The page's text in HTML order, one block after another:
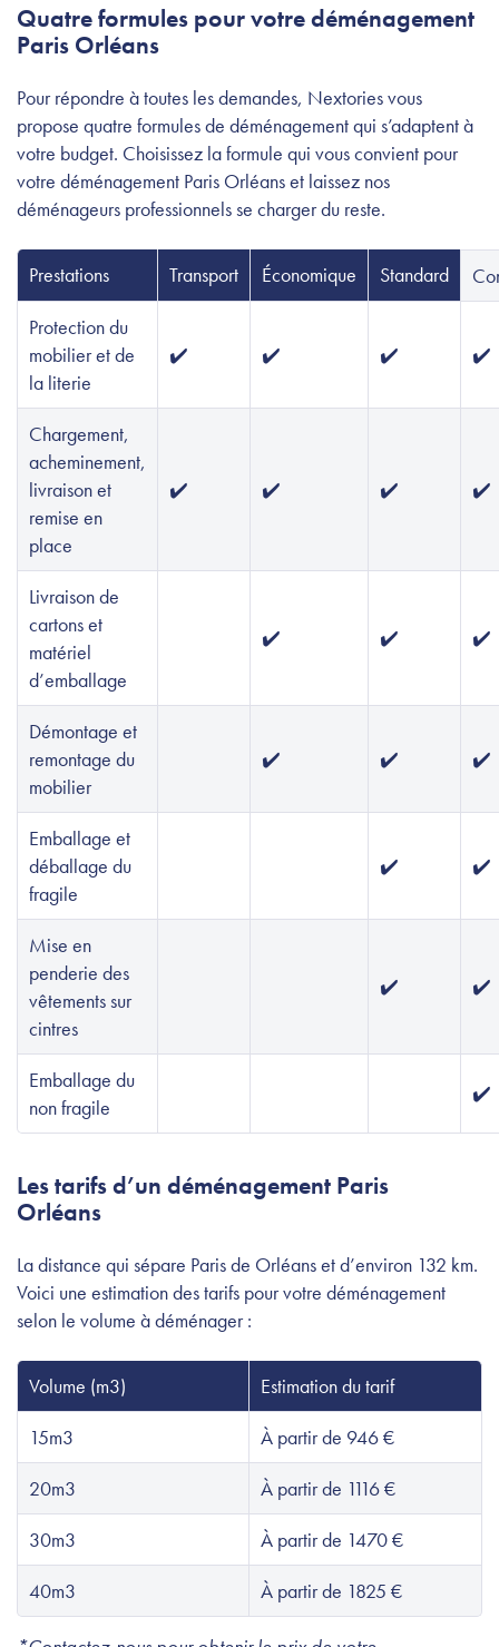
Quatre formules pour votre déménagement
Paris Orléans
Pour répondre à toutes les demandes, Nextories vous
propose quatre formules de déménagement qui s’adaptent à
votre budget. Choisissez la formule qui vous convient pour
votre déménagement Paris Orléans et laissez nos
déménageurs professionnels se charger du reste.
Prestations Transport Économique Standard
Protection du
mobilier et de
la literie
✔️ ✔️ ✔️ ✔️
Chargement,
acheminement,
livraison et
remise en
place
✔️ ✔️ ✔️ ✔️
Livraison de
cartons et
matériel
d’emballage
✔️ ✔️ ✔️
Démontage et
remontage du
mobilier
✔️ ✔️ ✔️
Emballage et
déballage du
fragile
✔️ ✔️
Mise en
penderie des
vêtements sur
cintres
✔️ ✔️
Emballage du
non fragile
✔️
Les tarifs d’un déménagement Paris
Orléans
La distance qui sépare Paris de Orléans et d’environ 132 km.
Voici une estimation des tarifs pour votre déménagement
selon le volume à déménager :
Volume (m3)
Estimation du tarif
15m3
À partir de 946 €
20m3
À partir de 1116 €
30m3
À partir de 1470 €
40m3
À partir de 1825 €